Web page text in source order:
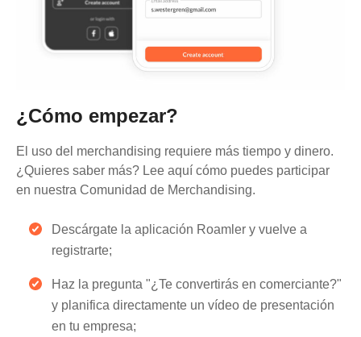
¿Cómo empezar?
El uso del merchandising requiere más tiempo y dinero.
¿Quieres saber más? Lee aquí cómo puedes participar
en nuestra Comunidad de Merchandising.
Descárgate la aplicación Roamler y vuelve a
registrarte;
Haz la pregunta "¿Te convertirás en comerciante?"
y planifica directamente un vídeo de presentación
en tu empresa;